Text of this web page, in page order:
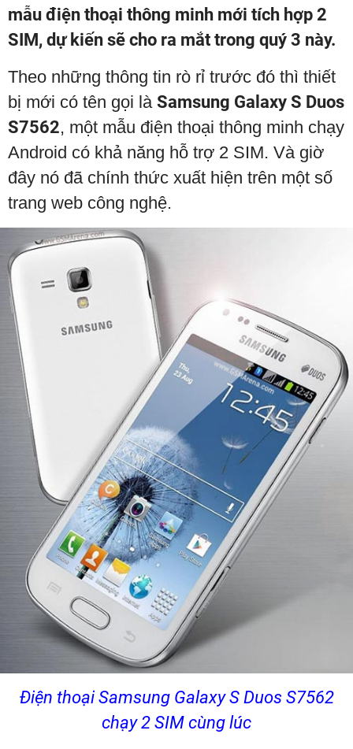
mẫu điện thoại thông minh mới tích hợp 2
SIM, dự kiến sẽ cho ra mắt trong quý 3 này.
Theo những thông tin rò rỉ trước đó thì thiết
bị mới có tên gọi là Samsung Galaxy S Duos
S7562, một mẫu điện thoại thông minh chạy
Android có khả năng hỗ trợ 2 SIM. Và giờ
đây nó đã chính thức xuất hiện trên một số
trang web công nghệ.
Điện thoại Samsung Galaxy S Duos S7562
chạy 2 SIM cùng lúc